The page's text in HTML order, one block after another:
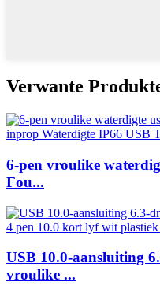
Verwante
6-pen vroulike
Fou...
USB 10.0-aansluiting
vroulike ...